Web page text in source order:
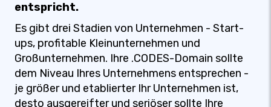
entspricht.
Es gibt drei Stadien von Unternehmen - Start-
ups, profitable Kleinunternehmen und
Großunternehmen. Ihre .CODES-Domain sollte
dem Niveau Ihres Unternehmens entsprechen -
je größer und etablierter Ihr Unternehmen ist,
desto ausgereifter und seriöser sollte Ihre